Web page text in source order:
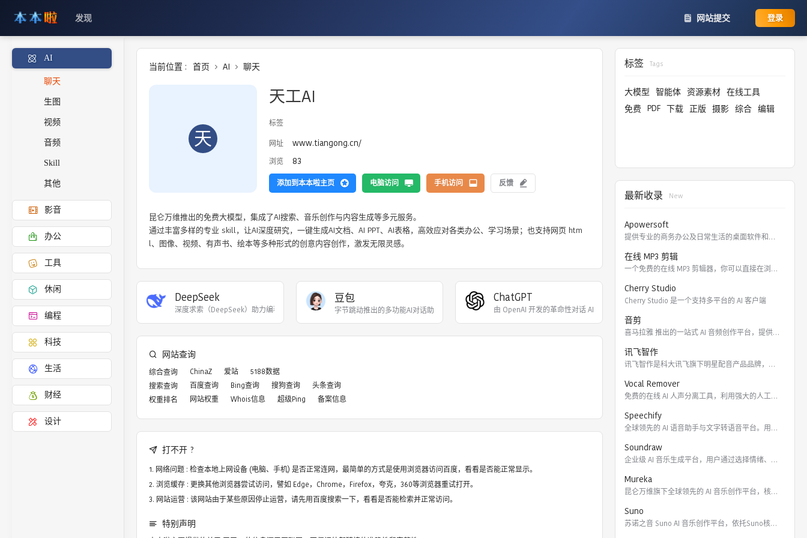
发现 网站提交 登录
AI
聊天
生图
视频
音频
Skill
其他
影音
办公
工具
休闲
编程
科技
生活
财经
设计
当前位置 : 首页 AI 聊天
天
天工AI
标签
网址
www.tiangong.cn/
浏览 83
添加到本本啦主页 电脑访问 手机访问 反馈
昆仑万维推出的免费大模型，集成了AI搜索、音乐创作与内容生成等多元服务。
通过丰富多样的专业 skill，让AI深度研究，一键生成AI文档、AI PPT、AI表格，高效应对各类办公、学习场景；也支持网页 htm
l、图像、视频、有声书、绘本等多种形式的创意内容创作，激发无限灵感。
DeepSeek
深度求索（DeepSeek）助力编程代码开发、创意
豆包
字节跳动推出的多功能AI对话助手，内置多种不同性格
ChatGPT
由 OpenAI 开发的革命性对话 AI，能帮你回
网站查询
综合查询 ChinaZ 爱站
5188数据
搜索查询
百度查询 Bing查询 搜狗查询
头条查询
权重排名
网站权重 Whois信息 超级Ping 备案信息
打不开 ?
网络问题 : 检查本地上网设备 (电脑、手机) 是否正常连网，最简单的方式是使用浏览器访问百度，看看是否能正常显示。
浏览缓存 : 更换其他浏览器尝试访问，譬如 Edge，Chrome，Firefox，夸克，360等浏览器重试打开。
网站运营 : 该网站由于某些原因停止运营，请先用百度搜索一下，看看是否能检索并正常访问。
特别声明
标签 Tags
大模型 智能体 资源素材 在线工具
免费 PDF 下载 正版 摄影 综合 编辑
最新收录 New
Apowersoft
提供专业的商务办公及日常生活的桌面软件和在线应用。 软件涵盖
在线 MP3 剪辑
一个免费的在线 MP3 剪辑器，你可以直接在浏览器里剪切，裁
Cherry Studio
Cherry Studio 是一个支持多平台的 AI 客户端
音剪
喜马拉雅 推出的一站式 AI 音频创作平台，提供云端协作、3
讯飞智作
讯飞智作是科大讯飞旗下明星配音产品品牌，提供合成配音软件、真
Vocal Remover
免费的在线 AI 人声分离工具，利用强大的人工智能算法将歌曲
Speechify
全球领先的 AI 语音助手与文字转语音平台。用户可通过 Ch
Soundraw
企业级 AI 音乐生成平台，用户通过选择情绪、流派、乐器及长
Mureka
昆仑万维旗下全球领先的 AI 音乐创作平台，核心模型包括全球
Suno
苏诺之音 Suno AI 音乐创作平台，依托Suno核心模型